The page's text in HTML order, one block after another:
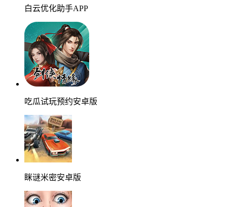
白云优化助手APP
吃瓜试玩预约安卓版
眯谜米密安卓版